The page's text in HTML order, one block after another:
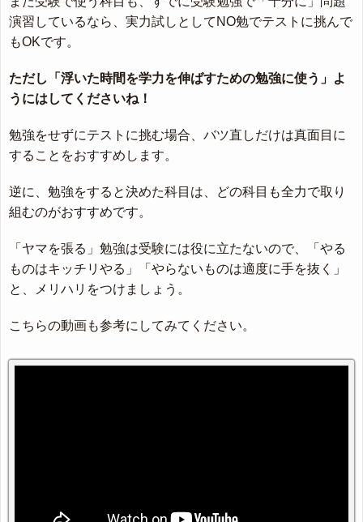
演習しているなら、実力試しとしてNO勉でテストに挑んで
もOKです。
ただし「浮いた時間を学力を伸ばすための勉強に使う」よ
うにはしてくださいね！
勉強をせずにテストに挑む場合、バツ直しだけは真面目に
することをおすすめします。
逆に、勉強をすると決めた科目は、どの科目も全力で取り
組むのがおすすめです。
「ヤマを張る」勉強は受験には役に立たないので、「やる
ものはキッチリやる」「やらないものは適度に手を抜く」
と、メリハリをつけましょう。
こちらの動画も参考にしてみてください。